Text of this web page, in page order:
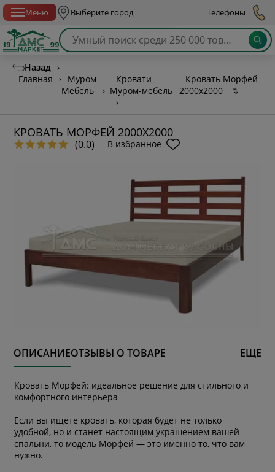
Меню Выберите город Телефоны
Назад ›
Главная
›
Муром-
Мебель
›
Кровати
Муром-мебель
›
Кровать Морфей
2000х2000
↴
КРОВАТЬ МОРФЕЙ 2000Х2000
(0.0) В избранное
ОПИСАНИЕОТЗЫВЫ О ТОВАРЕ ЕЩЕ
Кровать Морфей: идеальное решение для стильного и
комфортного интерьера
Если вы ищете кровать, которая будет не только
удобной, но и станет настоящим украшением вашей
спальни, то модель Морфей — это именно то, что вам
нужно.